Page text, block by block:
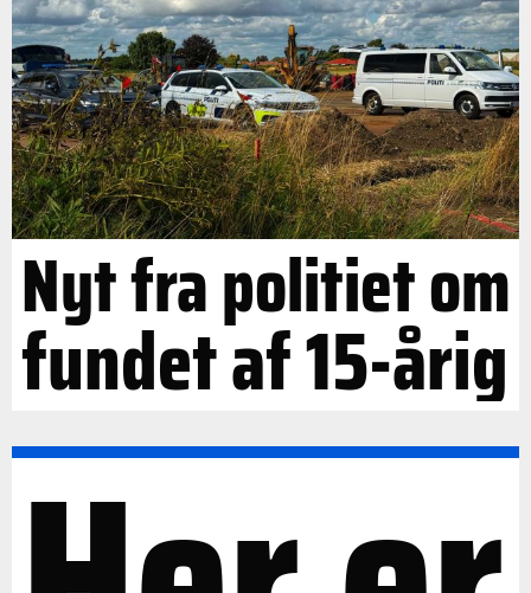
Nyt fra politiet om
fundet af 15-årig